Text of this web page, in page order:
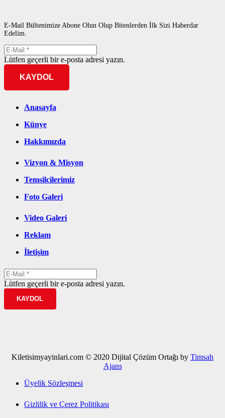
E-Mail Bültenimize Abone Olun Olup Bitenlerden İlk Sizi Haberdar
Edelim.
Lütfen geçerli bir e-posta adresi yazın.
KAYDOL
Anasayfa
Künye
Hakkımızda
Vizyon & Misyon
Temsilcilerimiz
Foto Galeri
Video Galeri
Reklam
İletişim
Lütfen geçerli bir e-posta adresi yazın.
KAYDOL
Kiletisimyayinlari.com © 2020 Dijital Çözüm Ortağı by Timsah
Ajans
Üyelik Sözleşmesi
Gizlilik ve Çerez Politikası